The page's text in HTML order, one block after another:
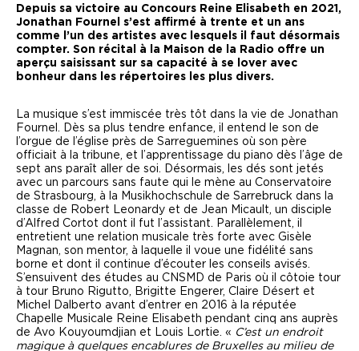
Depuis sa victoire au Concours Reine Elisabeth en 2021,
Jonathan Fournel s’est affirmé à trente et un ans
comme l’un des artistes avec lesquels il faut désormais
compter. Son récital à la Maison de la Radio offre un
aperçu saisissant sur sa capacité à se lover avec
bonheur dans les répertoires les plus divers.
La musique s’est immiscée très tôt dans la vie de Jonathan
Fournel. Dès sa plus tendre enfance, il entend le son de
l’orgue de l’église près de Sarreguemines où son père
officiait à la tribune, et l’apprentissage du piano dès l’âge de
sept ans paraît aller de soi. Désormais, les dés sont jetés
avec un parcours sans faute qui le mène au Conservatoire
de Strasbourg, à la Musikhochschule de Sarrebruck dans la
classe de Robert Leonardy et de Jean Micault, un disciple
d’Alfred Cortot dont il fut l’assistant. Parallèlement, il
entretient une relation musicale très forte avec Gisèle
Magnan, son mentor, à laquelle il voue une fidélité sans
borne et dont il continue d’écouter les conseils avisés.
S’ensuivent des études au CNSMD de Paris où il côtoie tour
à tour Bruno Rigutto, Brigitte Engerer, Claire Désert et
Michel Dalberto avant d’entrer en 2016 à la réputée
Chapelle Musicale Reine Elisabeth pendant cinq ans auprès
de Avo Kouyoumdjian et Louis Lortie. « C’est un endroit
magique à quelques encablures de Bruxelles au milieu de